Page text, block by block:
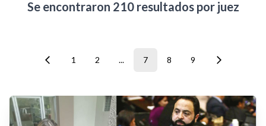
Se encontraron 210resultados por juez
1 2 ... 7 8 9